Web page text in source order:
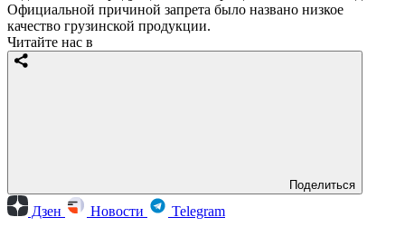
Официальной причиной запрета было названо низкое
качество грузинской продукции.
Читайте нас в
Поделиться
Дзен Новости Telegram